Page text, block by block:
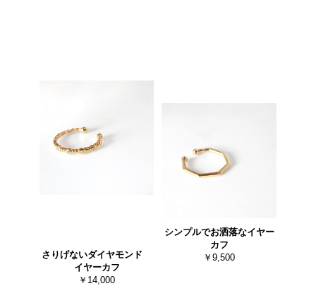
さりげないダイヤモンド
イヤーカフ
￥14,000
シンプルでお洒落なイヤー
カフ
￥9,500